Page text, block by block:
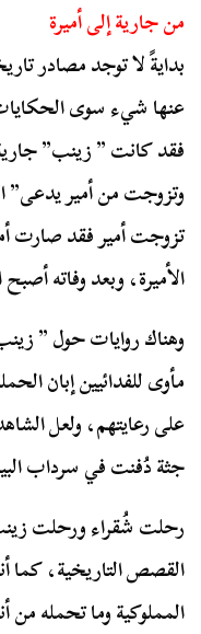
من جارية إلى أميرة
بدايةً لا توجد مصادر
عنها شيء سوى الحكايات
فقد كانت ” زينب”
وتزوجت من أمير يدعى”
تزوجت أمير فقد صارت
الأميرة، وبعد وفاته
وهناك روايات حول ”
مأوى للفدائيين إبان
جثة دُفنت في سرداب
رحلت شُقراء ورحلت
القصص التاريخية، كما
المملوكية وما تحمله